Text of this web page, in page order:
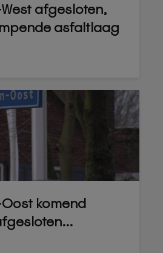
afgesloten,
asfaltlaag
komend